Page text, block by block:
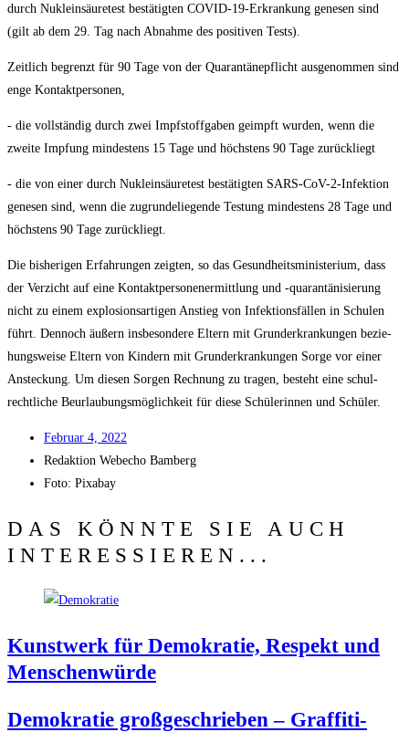
durch Nukle­in­säu­re­test bestä­tig­ten COVID-19-Erkran­kung gene­sen sind
(gilt ab dem 29. Tag nach Abnah­me des posi­ti­ven Tests).
Zeit­lich begrenzt für 90 Tage von der Qua­ran­tä­ne­pflicht aus­ge­nom­men sind
enge Kontaktpersonen,
- die voll­stän­dig durch zwei Impf­stoff­ga­ben geimpft wur­den, wenn die
zwei­te Imp­fung min­des­tens 15 Tage und höchs­tens 90 Tage zurückliegt
- die von einer durch Nukle­in­säu­re­test bestä­tig­ten SARS-CoV-2-Infek­ti­on
gene­sen sind, wenn die zugrun­de­lie­gen­de Tes­tung min­des­tens 28 Tage und
höchs­tens 90 Tage zurückliegt.
Die bis­he­ri­gen Erfah­run­gen zeig­ten, so das Gesund­heits­mi­nis­te­ri­um, dass
der Ver­zicht auf eine Kon­takt­per­so­nen­er­mitt­lung und ‑qua­ran­tä­ni­sie­rung
nicht zu einem explo­si­ons­ar­ti­gen Anstieg von Infek­ti­ons­fäl­len in Schu­len
führt. Den­noch äußern ins­be­son­de­re Eltern mit Grund­er­kran­kun­gen bezie­
hungs­wei­se Eltern von Kin­dern mit Grund­er­kran­kun­gen Sor­ge vor einer
Anste­ckung. Um die­sen Sor­gen Rech­nung zu tra­gen, besteht eine schul­
recht­li­che Beur­lau­bungs­mög­lich­keit für die­se Schü­le­rin­nen und Schüler.
Febru­ar 4, 2022
Redak­ti­on Web­echo Bamberg
Foto: Pixabay
DAS KÖNNTE SIE AUCH
INTERESSIEREN...
Kunst­werk für Demo­kra­tie, Respekt und
Menschenwürde
Demo­kra­tie groß­ge­schrie­ben – Graf­fi­ti-